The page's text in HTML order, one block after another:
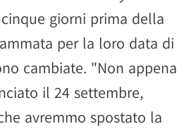
giorni prima della
per la loro data di
cambiate. "Non appena
il 24 settembre,
avremmo spostato la